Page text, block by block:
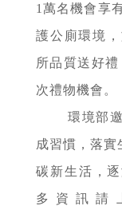
1萬名機會享
護公廁環境
所品質送好
次禮物機會。
環境部
成習慣，落
碳新生活，
多資訊請